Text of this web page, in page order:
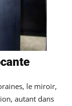
le miroir,
autant dans